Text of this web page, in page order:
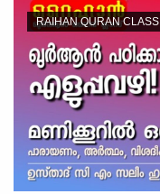
RAIHAN QURAN CLASS